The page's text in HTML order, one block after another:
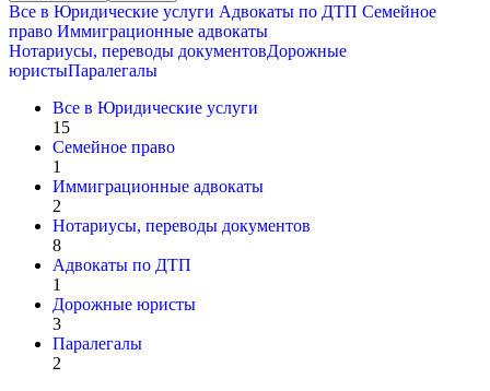
Все в Юридические услуги Адвокаты по ДТП Семейное
право Иммиграционные адвокаты
Нотариусы, переводы документовДорожные
юристыПаралегалы
Все в Юридические услуги
15
Семейное право
1
Иммиграционные адвокаты
2
Нотариусы, переводы документов
8
Адвокаты по ДТП
1
Дорожные юристы
3
Паралегалы
2